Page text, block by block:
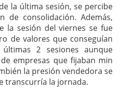
la última sesión, se percibe
de consolidación. Además,
la sesión del viernes se fue
de valores que conseguían
2 sesiones aunque
empresas que fijaban min
la presión vendedora se
transcurría la jornada.